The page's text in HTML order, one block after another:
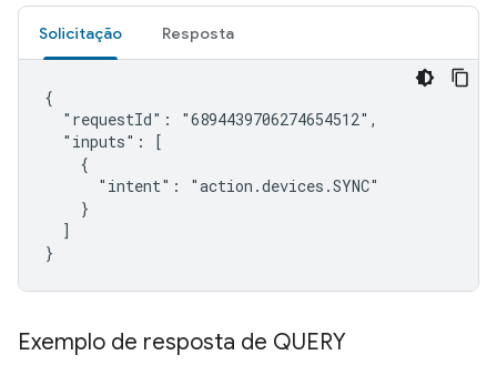
Solicitação Resposta
{
  "requestId": "6894439706274654512",
  "inputs": [
    {
      "intent": "action.devices.SYNC"
    }
  ]
}
Exemplo de resposta de QUERY